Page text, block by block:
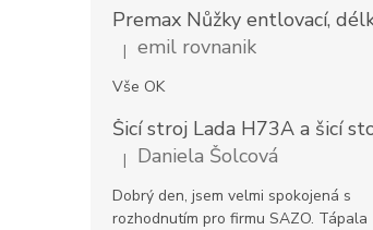
Hodnocení produktu je 5 z 5 hvězdiček.
| emil rovnanik
Vše OK
Hodnocení produktu je 5 z 5 hvězdiček.
| Daniela Šolcová
Dobrý den, jsem velmi spokojená s
rozhodnutím pro firmu SAZO. Tápala